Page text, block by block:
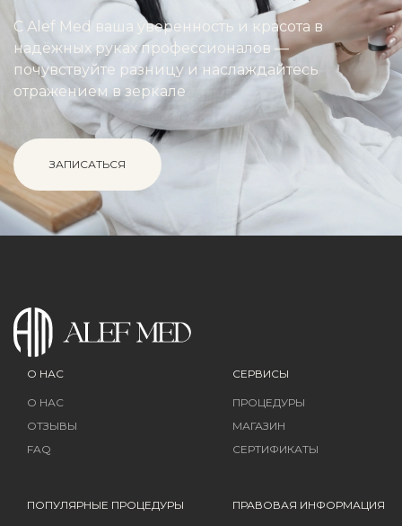
С Alef Med ваша уверенность и красота в
надёжных руках профессионалов —
почувствуйте разницу и наслаждайтесь
отражением в зеркале
ЗАПИСАТЬСЯ
О НАС
О НАС
ОТЗЫВЫ
FAQ
СЕРВИСЫ
ПРОЦЕДУРЫ
МАГАЗИН
СЕРТИФИКАТЫ
ПОПУЛЯРНЫЕ ПРОЦЕДУРЫ ПРАВОВАЯ ИНФОРМАЦИЯ